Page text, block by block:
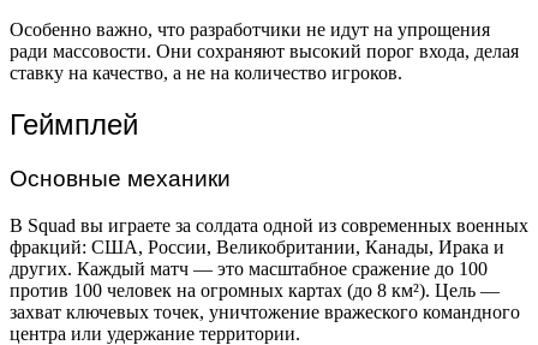
Особенно важно, что разработчики не идут на упрощения
ради массовости. Они сохраняют высокий порог входа, делая
ставку на качество, а не на количество игроков.
Геймплей
Основные механики
В Squad вы играете за солдата одной из современных военных
фракций: США, России, Великобритании, Канады, Ирака и
других. Каждый матч — это масштабное сражение до 100
против 100 человек на огромных картах (до 8 км²). Цель —
захват ключевых точек, уничтожение вражеского командного
центра или удержание территории.